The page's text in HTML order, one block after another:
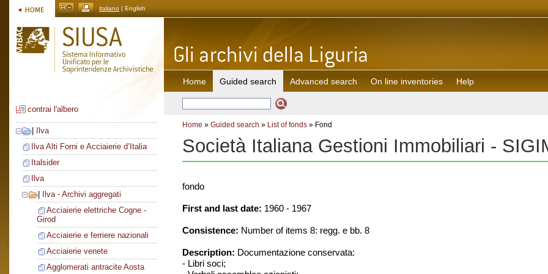
italiano | English
contrai l'albero
Ilva
Ilva Alti Forni e Acciaierie d’Italia
Italsider
Ilva
Ilva - Archivi aggregati
Acciaierie elettriche Cogne -
Girod
Acciaierie e ferriere nazionali
Acciaierie venete
Agglomerati antracite Aosta
Home Guided search Advanced search On line inventories Help
Home » Guided search » List of fonds » Fond
Società Italiana Gestioni Immobiliari -
fondo
First and last date: 1960 - 1967
Consistence: Number of items 8: regg. e bb. 8
Description: Documentazione conservata:
- Libri soci;